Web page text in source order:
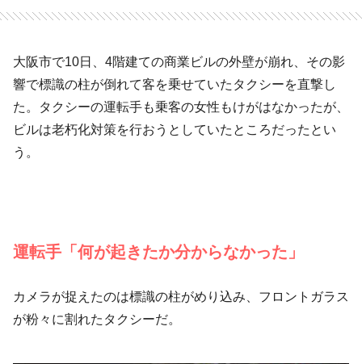
大阪市で10日、4階建ての商業ビルの外壁が崩れ、その影
響で標識の柱が倒れて客を乗せていたタクシーを直撃し
た。タクシーの運転手も乗客の女性もけがはなかったが、
ビルは老朽化対策を行おうとしていたところだったとい
う。
運転手「何が起きたか分からなかった」
カメラが捉えたのは標識の柱がめり込み、フロントガラス
が粉々に割れたタクシーだ。